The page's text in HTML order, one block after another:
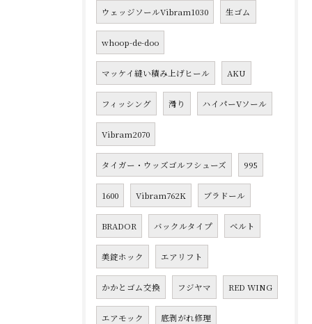
ウェッジソールVibram1030 生ゴム
whoop-de-doo
マッケイ縫い積み上げヒール AKU
フィッシング 滑り ハイパーVソール
Vibram2070
タイガー・ウッズゴルフシューズ 995
1600 Vibram762K ブラドール
BRADOR バックルタイプ ベルト
美錠ホック エアリフト
かかとゴム交換 フジヤマ RED WING
エアモック 底剥がれ修理